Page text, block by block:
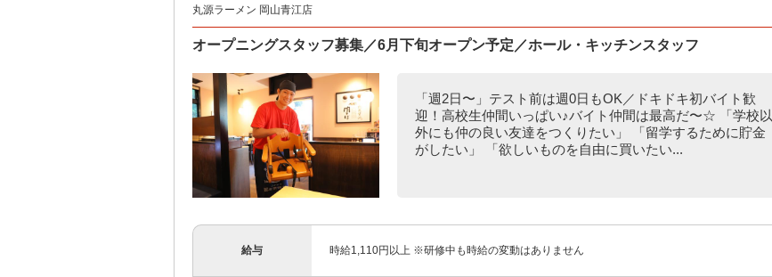
丸源ラーメン 岡山青江店
オープニングスタッフ募集／6月下旬オープン予定／ホール・キッチンスタッフ
「週2日〜」テスト前は週0日もOK／ドキドキ初バイト歓
迎！高校生仲間いっぱい♪バイト仲間は最高だ〜☆ 「学校以
外にも仲の良い友達をつくりたい」 「留学するために貯金
がしたい」 「欲しいものを自由に買いたい...
給与 時給1,110円以上 ※研修中も時給の変動はありません